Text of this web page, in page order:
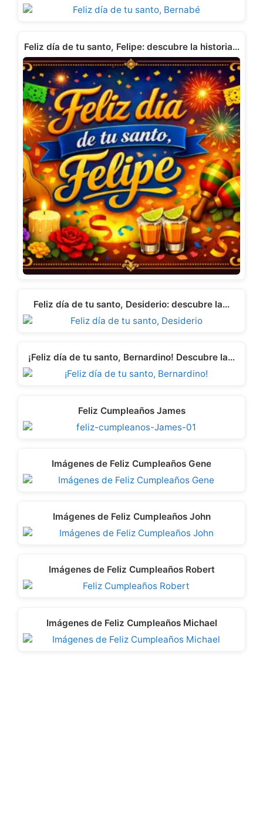
Feliz día de tu santo, Felipe: descubre la historia…
Feliz día de tu santo, Desiderio: descubre la…
¡Feliz día de tu santo, Bernardino! Descubre la…
Feliz Cumpleaños James
Imágenes de Feliz Cumpleaños Gene
Imágenes de Feliz Cumpleaños John
Imágenes de Feliz Cumpleaños Robert
Imágenes de Feliz Cumpleaños Michael